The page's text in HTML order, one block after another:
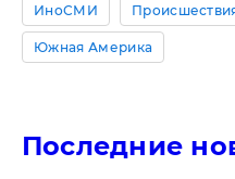
ИноСМИ
Южная Америка
Последние